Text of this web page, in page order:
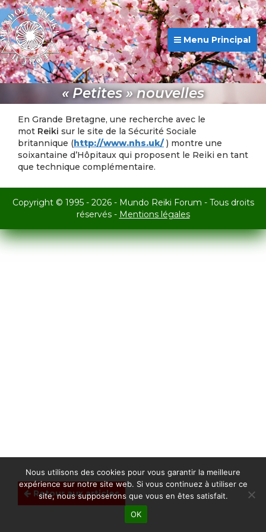
Menu Principal
« Petites » nouvelles
Retour aux articles
En Grande Bretagne, une recherche avec le
mot Reiki sur le site de la Sécurité Sociale
britannique (http://www.nhs.uk/) montre une
soixantaine d’Hôpitaux qui proposent le Reiki en tant
que technique complémentaire.
Copyright © 1995 - 2026 - Mundo Reiki Forum - Tous droits
réservés - Mentions légales
Nous utilisons des cookies pour vous garantir la meilleure
expérience sur notre site web. Si vous continuez à utiliser ce
site, nous supposerons que vous en êtes satisfait.
OK